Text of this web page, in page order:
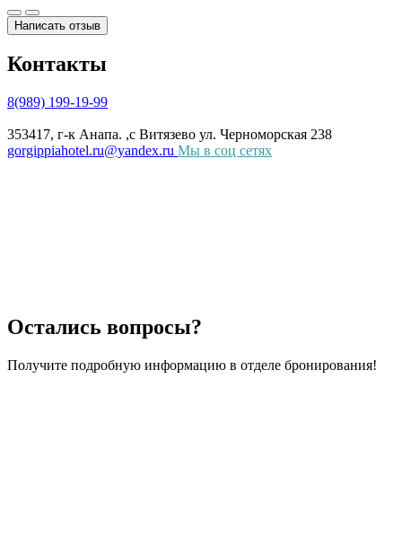
Написать отзыв
Контакты
8(989) 199-19-99
353417, г-к Анапа. ,с Витязево ул. Черноморская 238
gorgippiahotel.ru@yandex.ru Мы в соц сетях
Остались вопросы?
Получите подробную информацию в отделе бронирования!